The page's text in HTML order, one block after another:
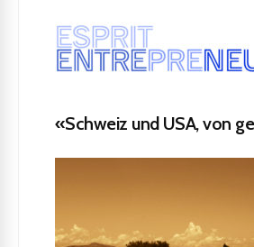
«Schweiz und USA, von